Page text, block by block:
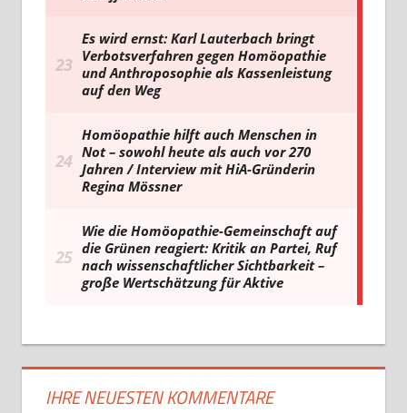
IHRE NEUESTEN KOMMENTARE